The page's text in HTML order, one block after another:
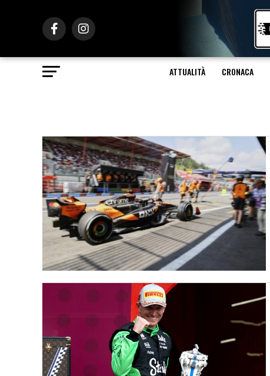
ATTUALITÀ CRONACA